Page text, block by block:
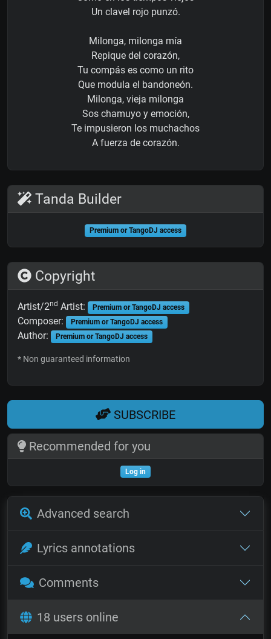
Un clavel rojo punzó.
Milonga, milonga mía
Repique del corazón,
Tu compás es como un rito
Que modula el bandoneón.
Milonga, vieja milonga
Sos chamuyo y emoción,
Te impusieron los muchachos
A fuerza de corazón.
Tanda Builder
Premium or TangoDJ access
Copyright
Artist/2nd Artist: Premium or TangoDJ access
Composer: Premium or TangoDJ access
Author: Premium or TangoDJ access
* Non guaranteed information
SUBSCRIBE
Recommended for you
Log in
Advanced search
Lyrics annotations
Comments
18 users online